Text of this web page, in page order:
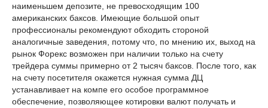
наименьшем депозите, не превосходящим 100
американских баксов. Имеющие большой опыт
профессионалы рекомендуют обходить стороной
аналогичные заведения, потому что, по мнению их, выход на
рынок Форекс возможен при наличии только на счету
трейдера суммы примерно от 2 тысяч баксов. После того, как
на счету посетителя окажется нужная сумма ДЦ
устанавливает на компе его особое программное
обеспечение, позволяющее котировки валют получать и